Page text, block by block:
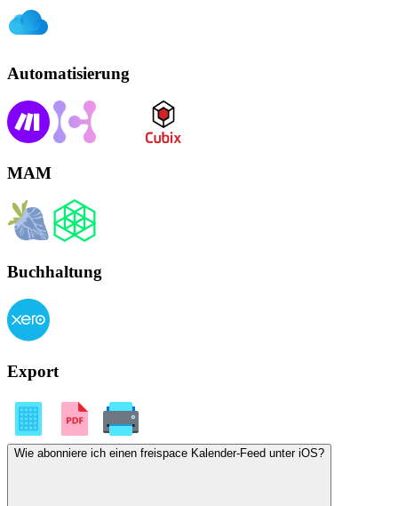
Automatisierung
MAM
Buchhaltung
Export
Wie abonniere ich einen freispace Kalender-Feed unter iOS?